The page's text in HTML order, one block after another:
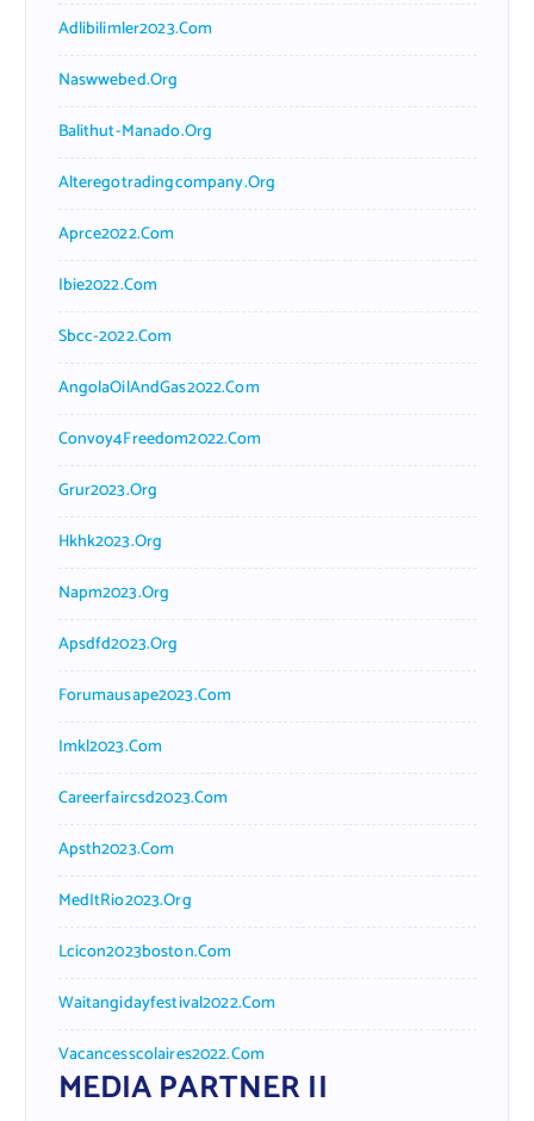
Adlibilimler2023.com
Naswwebed.org
Balithut-Manado.org
Alteregotradingcompany.org
Aprce2022.com
Ibie2022.com
Sbcc-2022.com
AngolaOilAndGas2022.com
Convoy4Freedom2022.com
Grur2023.org
Hkhk2023.org
Napm2023.org
Apsdfd2023.org
Forumausape2023.com
Imkl2023.com
Careerfaircsd2023.com
Apsth2023.com
MedItRio2023.org
Lcicon2023boston.com
Waitangidayfestival2022.com
Vacancesscolaires2022.com
MEDIA PARTNER II